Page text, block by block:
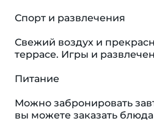
Спорт и развлечения
Свежий воздух и
террасе. Игры и
Питание
Можно забронировать
вы можете заказать